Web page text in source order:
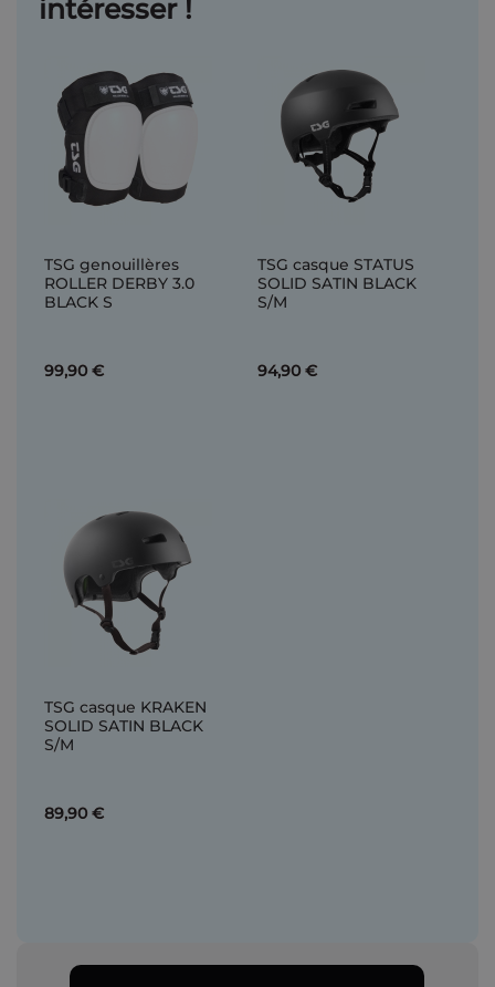
intéresser !
TSG genouillères
ROLLER DERBY 3.0
BLACK S
99,90 €
TSG casque STATUS
SOLID SATIN BLACK
S/M
94,90 €
TSG casque KRAKEN
SOLID SATIN BLACK
S/M
89,90 €